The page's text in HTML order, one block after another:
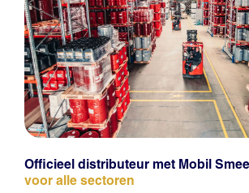
Officieel distributeur met Mobil
voor alle sectoren